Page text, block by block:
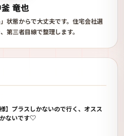
竜也
状態からで大丈夫です。住宅会社選
第三者目線で整理します。
様】プラスしかないので行く、オスス
ないです♡